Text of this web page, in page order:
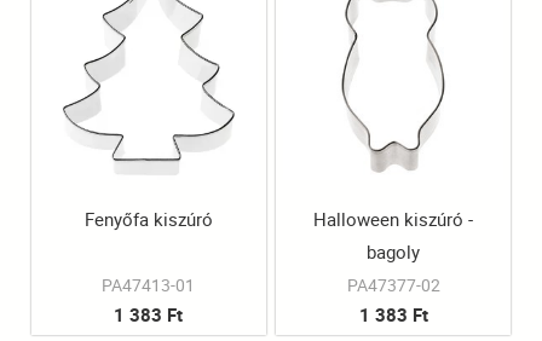
Fenyőfa kiszúró
PA47413-01
1 383 Ft
Halloween kiszúró -
bagoly
PA47377-02
1 383 Ft